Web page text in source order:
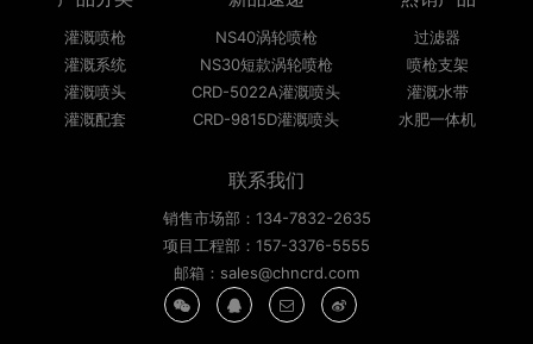
灌溉喷枪
灌溉系统
灌溉喷头
灌溉配套
NS40涡轮喷枪
NS30短款涡轮喷枪
CRD-5022A灌溉喷头
CRD-9815D灌溉喷头
过滤器
喷枪支架
灌溉水带
水肥一体机
联系我们
销售市场部：134-7832-2635
项目工程部：157-3376-5555
邮箱：sales@chncrd.com